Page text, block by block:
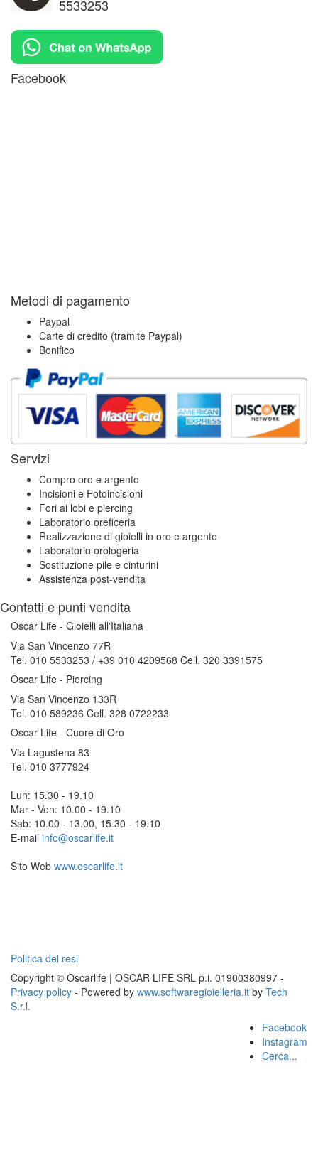
5533253
Facebook
Metodi di pagamento
Paypal
Carte di credito (tramite Paypal)
Bonifico
Servizi
Compro oro e argento
Incisioni e Fotoincisioni
Fori ai lobi e piercing
Laboratorio oreficeria
Realizzazione di gioielli in oro e argento
Laboratorio orologeria
Sostituzione pile e cinturini
Assistenza post-vendita
Contatti e punti vendita
Oscar Life - Gioielli all'Italiana
Via San Vincenzo 77R
Tel. 010 5533253 / +39 010 4209568 Cell. 320 3391575
Oscar Life - Piercing
Via San Vincenzo 133R
Tel. 010 589236 Cell. 328 0722233
Oscar Life - Cuore di Oro
Via Lagustena 83
Tel. 010 3777924
Lun: 15.30 - 19.10
Mar - Ven: 10.00 - 19.10
Sab: 10.00 - 13.00, 15.30 - 19.10
E-mail info@oscarlife.it
Sito Web www.oscarlife.it
Politica dei resi
Copyright © Oscarlife | OSCAR LIFE SRL p.i. 01900380997 -
Privacy policy - Powered by www.softwaregioielleria.it by Tech
S.r.l.
Facebook
Instagram
Cerca...